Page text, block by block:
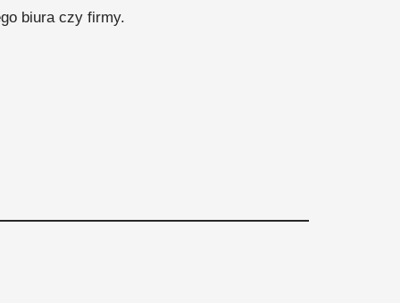
biura czy firmy.